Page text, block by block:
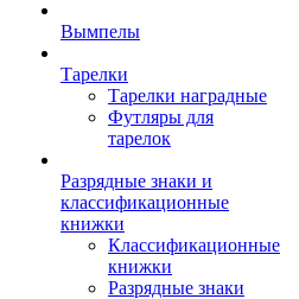
Вымпелы
Тарелки
Тарелки наградные
Футляры для
тарелок
Разрядные знаки и
классификационные
книжки
Классификационные
книжки
Разрядные знаки